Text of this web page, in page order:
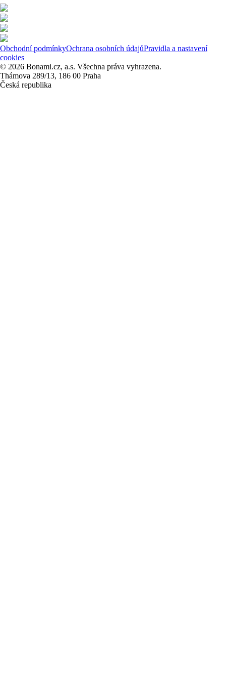
Obchodní podmínkyOchrana osobních údajůPravidla a nastavení
cookies
© 2026 Bonami.cz, a.s. Všechna práva vyhrazena.
Thámova 289/13, 186 00 Praha
Česká republika